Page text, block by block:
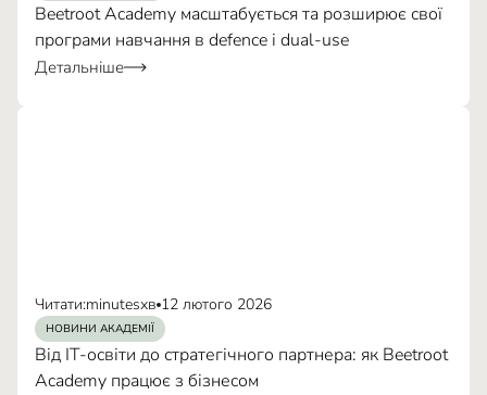
Beetroot Academy масштабується та розширює свої
програми навчання в defence і dual-use
Детальніше
Читати:minutesхв 12 лютого 2026
НОВИНИ АКАДЕМІЇ
Від IT-освіти до стратегічного партнера: як Beetroot
Academy працює з бізнесом